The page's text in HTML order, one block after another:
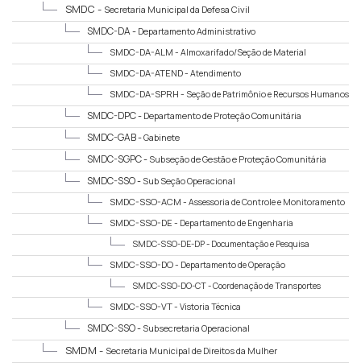
SMDC - Secretaria Municipal da Defesa Civil
SMDC-DA - Departamento Administrativo
SMDC-DA-ALM - Almoxarifado/Seção de Material
SMDC-DA-ATEND - Atendimento
SMDC-DA-SPRH - Seção de Patrimônio e Recursos Humanos
SMDC-DPC - Departamento de Proteção Comunitária
SMDC-GAB -Gabinete
SMDC-SGPC - Subseção de Gestão e Proteção Comunitária
SMDC-SSO - Sub Seção Operacional
SMDC-SSO-ACM - Assessoria de Controle e Monitoramento
SMDC-SSO-DE - Departamento de Engenharia
SMDC-SSO-DE-DP - Documentação e Pesquisa
SMDC-SSO-DO - Departamento de Operação
SMDC-SSO-DO-CT -Coordenação de Transportes
SMDC-SSO-VT - Vistoria Técnica
SMDC-SSO - Subsecretaria Operacional
SMDM - Secretaria Municipal de Direitos da Mulher